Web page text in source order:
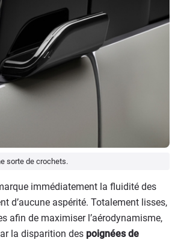
sorte de crochets.
immédiatement la fluidité des
d’aucune aspérité. Totalement lisses,
afin de maximiser l’aérodynamisme,
la disparition des poignées de